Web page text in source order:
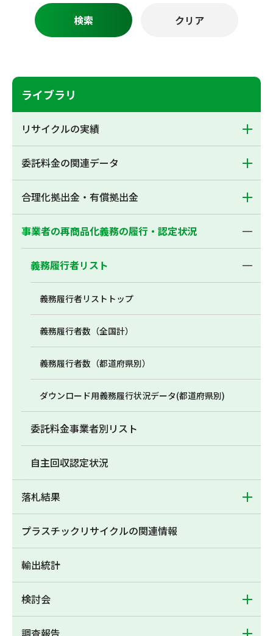
ライブラリ
リサイクルの実績
委託料金の関連データ
合理化拠出金・有償拠出金
事業者の再商品化義務の履行・認定状況
義務履行者リスト
義務履行者リストトップ
義務履行者数（全国計）
義務履行者数（都道府県別）
ダウンロード用義務履行状況データ(都道府県別)
委託料金事業者別リスト
自主回収認定状況
落札結果
プラスチックリサイクルの関連情報
輸出統計
検討会
調査報告